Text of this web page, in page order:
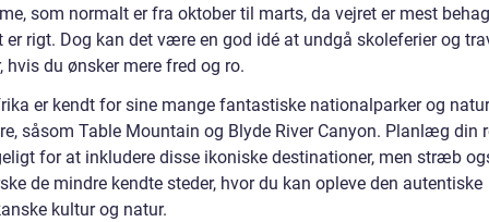
som normalt er fra oktober til marts, da vejret er mest
er rigt. Dog kan det være en god idé at undgå skoleferier og
hvis du ønsker mere fred og ro.
er kendt for sine mange fantastiske nationalparker og
såsom Table Mountain og Blyde River Canyon. Planlæg din
for at inkludere disse ikoniske destinationer, men stræb
de mindre kendte steder, hvor du kan opleve den autentiske
kultur og natur.